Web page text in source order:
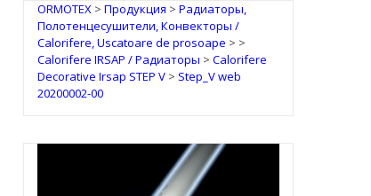
ORMOTEX> Продукция > Радиаторы,
Полотенцесушители, Конвекторы /
Calorifere, Uscatoare de prosoape > >
Calorifere IRSAP / Радиаторы > Calorifere
Decorative Irsap STEP V> Step_V web
20200002-00